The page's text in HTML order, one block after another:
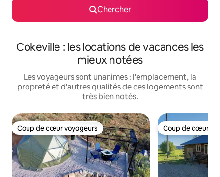
Chercher
Cokeville : les locations de vacances les
mieux notées
Les voyageurs sont unanimes : l'emplacement, la
propreté et d'autres qualités de ces logements sont
très bien notés.
Coup de cœur voyageurs
Coup de cœur voyageurs Coup de cœur
Coup de cœur